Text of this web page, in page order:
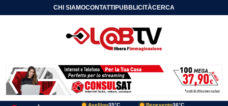
CHI SIAMOCONTATTIPUBBLICITÀCERCA
Avellino35°C Benevento36°C